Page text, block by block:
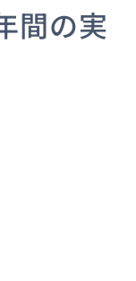
間の実